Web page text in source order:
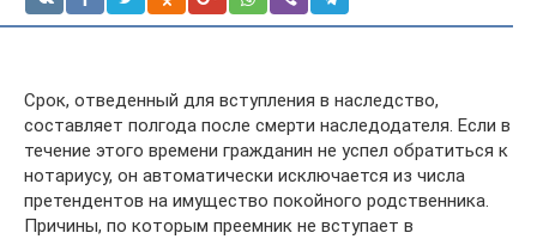
Срок, отведенный для вступления в наследство,
составляет полгода после смерти наследодателя. Если в
течение этого времени гражданин не успел обратиться к
нотариусу, он автоматически исключается из числа
претендентов на имущество покойного родственника.
Причины, по которым преемник не вступает в